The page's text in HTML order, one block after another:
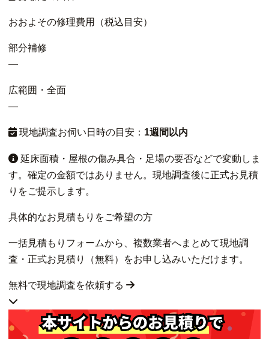
おおよその修理費用（税込目安）
部分補修
—
広範囲・全面
—
現地調査お伺い日時の目安： 1週間以内
延床面積・屋根の傷み具合・足場の要否などで変動しま
す。確定の金額ではありません。現地調査後に正式お見積
りをご提示します。
具体的なお見積もりをご希望の方
一括見積もりフォームから、複数業者へまとめて現地調
査・正式お見積り（無料）をお申し込みいただけます。
無料で現地調査を依頼する